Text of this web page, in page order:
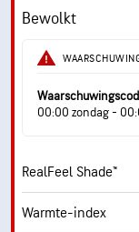
Bewolkt
00:00 zondag -
RealFeel Shade™
Warmte-index